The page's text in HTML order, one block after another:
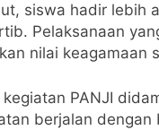
siswa hadir lebih
Pelaksanaan
nilai
PANJI
berjalan